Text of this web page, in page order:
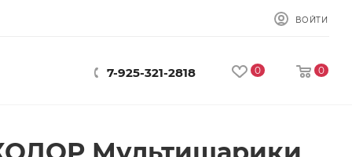
ВОЙТИ
7-925-321-2818 0 0